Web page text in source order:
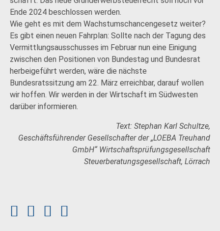
Ende 2024 beschlossen werden.
Wie geht es mit dem Wachstumschancengesetz weiter?
Es gibt einen neuen Fahrplan: Sollte nach der Tagung des
Vermittlungsausschusses im Februar nun eine Einigung
zwischen den Positionen von Bundestag und Bundesrat
herbeigeführt werden, wäre die nächste
Bundesratssitzung am 22. März erreichbar, darauf wollen
wir hoffen. Wir werden in der Wirtschaft im Südwesten
darüber informieren.
Text: Stephan Karl Schultze,
Geschäftsführender Gesellschafter der „LOEBA Treuhand
GmbH“ Wirtschaftsprüfungs­gesellschaft
Steuerberatungsgesellschaft, Lörrach